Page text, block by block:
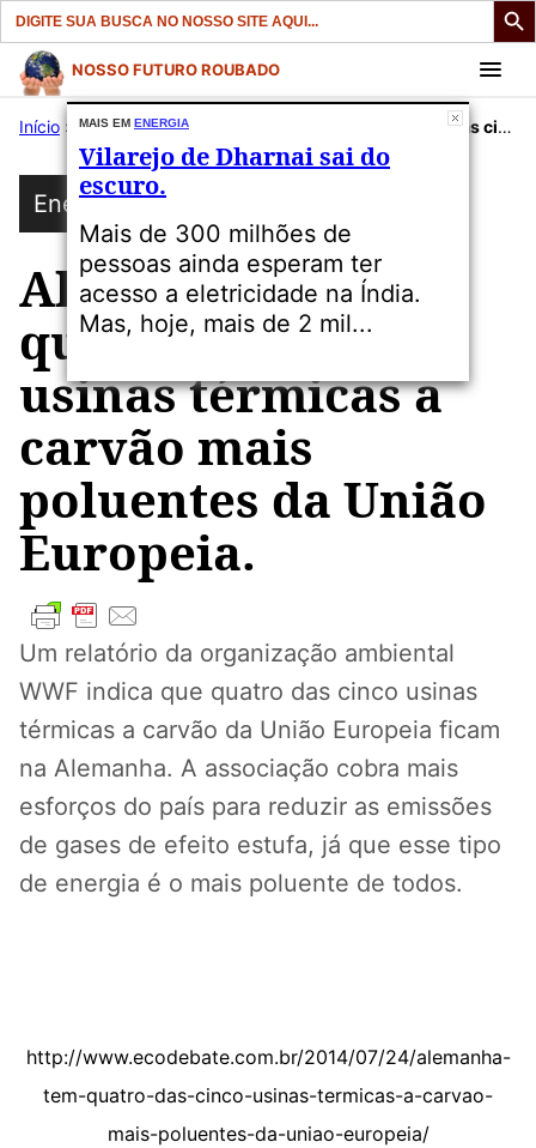
Search
for:
Pular
para
conteúdo
NOSSO FUTURO ROUBADO
Início » Publicações» Alemanha tem quatro das cinco usinas térmicas a carvão mais poluentes da União Europeia.
Energia
Alemanha tem
quatro das cinco
usinas térmicas a
carvão mais
poluentes da União
Europeia.
Um relatório da organização ambiental
WWF indica que quatro das cinco usinas
térmicas a carvão da União Europeia ficam
na Alemanha. A associação cobra mais
esforços do país para reduzir as emissões
de gases de efeito estufa, já que esse tipo
de energia é o mais poluente de todos.
http://www.ecodebate.com.br/2014/07/24/alemanha-
tem-quatro-das-cinco-usinas-termicas-a-carvao-
mais-poluentes-da-uniao-europeia/
MAIS EM ENERGIA
Vilarejo de Dharnai sai do
escuro.
Mais de 300 milhões de
pessoas ainda esperam ter
acesso a eletricidade na Índia.
Mas, hoje, mais de 2 mil...